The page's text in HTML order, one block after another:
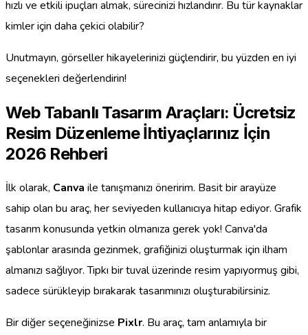
hızlı ve etkili ipuçları almak, sürecinizi hızlandırır. Bu tür kaynaklar
kimler için daha çekici olabilir?
Unutmayın, görseller hikayelerinizi güçlendirir, bu yüzden en iyi
seçenekleri değerlendirin!
Web Tabanlı Tasarım Araçları: Ücretsiz
Resim Düzenleme İhtiyaçlarınız İçin
2026 Rehberi
İlk olarak, Canva ile tanışmanızı öneririm. Basit bir arayüze
sahip olan bu araç, her seviyeden kullanıcıya hitap ediyor. Grafik
tasarım konusunda yetkin olmanıza gerek yok! Canva'da
şablonlar arasında gezinmek, grafiğinizi oluşturmak için ilham
almanızı sağlıyor. Tıpkı bir tuval üzerinde resim yapıyormuş gibi,
sadece sürükleyip bırakarak tasarımınızı oluşturabilirsiniz.
Bir diğer seçeneğinizse Pixlr. Bu araç, tam anlamıyla bir